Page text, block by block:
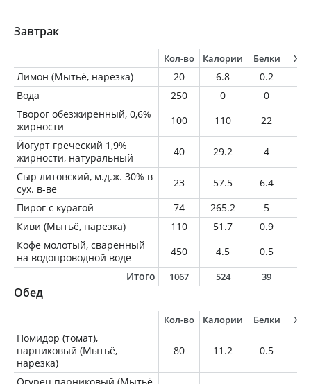
Завтрак
Кол-во Калории Белки
Лимон (Мытьё, нарезка) 20 6.8 0.2
Вода
250 0 0
Творог обезжиренный, 0,6%
жирности
100 110 22
Йогурт греческий 1,9%
жирности, натуральный
40 29.2 4
Сыр литовский, м.д.ж. 30% в
сух. в-ве
23 57.5 6.4
Пирог с курагой
74 265.2 5
Киви (Мытьё, нарезка)
110 51.7 0.9
Кофе молотый, сваренный
на водопроводной воде
450 4.5 0.5
Итого
1067 524 39
Обед
Кол-во Калории Белки
Помидор (томат),
парниковый (Мытьё,
нарезка)
80 11.2 0.5